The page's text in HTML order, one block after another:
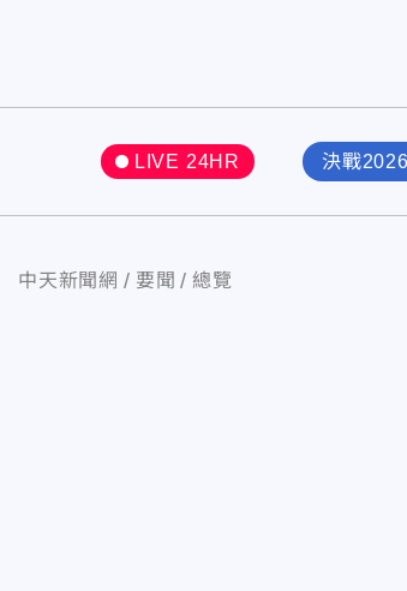
LIVE 24HR 決戰2026
中天新聞網 要聞 總覽